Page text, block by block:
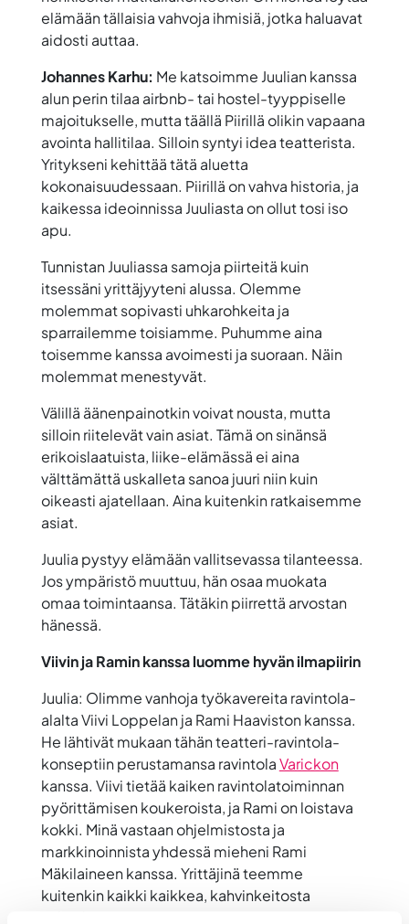
elämään tällaisia vahvoja ihmisiä, jotka haluavat
aidosti auttaa.
Johannes Karhu: Me katsoimme Juulian kanssa
alun perin tilaa airbnb- tai hostel-tyyppiselle
majoitukselle, mutta täällä Piirillä olikin vapaana
avointa hallitilaa. Silloin syntyi idea teatterista.
Yritykseni kehittää tätä aluetta
kokonaisuudessaan. Piirillä on vahva historia, ja
kaikessa ideoinnissa Juuliasta on ollut tosi iso
apu.
Tunnistan Juuliassa samoja piirteitä kuin
itsessäni yrittäjyyteni alussa. Olemme
molemmat sopivasti uhkarohkeita ja
sparrailemme toisiamme. Puhumme aina
toisemme kanssa avoimesti ja suoraan. Näin
molemmat menestyvät.
Välillä äänenpainotkin voivat nousta, mutta
silloin riitelevät vain asiat. Tämä on sinänsä
erikoislaatuista, liike-elämässä ei aina
välttämättä uskalleta sanoa juuri niin kuin
oikeasti ajatellaan. Aina kuitenkin ratkaisemme
asiat.
Juulia pystyy elämään vallitsevassa tilanteessa.
Jos ympäristö muuttuu, hän osaa muokata
omaa toimintaansa. Tätäkin piirrettä arvostan
hänessä.
Viivin ja Ramin kanssa luomme hyvän ilmapiirin
Juulia: Olimme vanhoja työkavereita ravintola-
alalta Viivi Loppelan ja Rami Haaviston kanssa.
He lähtivät mukaan tähän teatteri-ravintola-
konseptiin perustamansa ravintolaVarickon
kanssa. Viivi tietää kaiken ravintolatoiminnan
pyörittämisen koukeroista, ja Rami on loistava
kokki. Minä vastaan ohjelmistosta ja
markkinoinnista yhdessä mieheni Rami
Mäkilaineen kanssa. Yrittäjinä teemme
kuitenkin kaikki kaikkea, kahvinkeitosta